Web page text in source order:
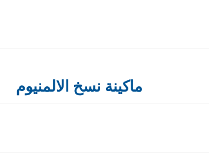
ماكينة نسخ الالمنيوم